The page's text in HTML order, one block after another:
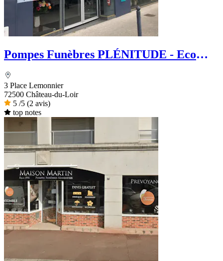
Pompes Funèbres PLÉNITUDE - Eco
3 Place Lemonnier
72500 Château-du-Loir
5 /5 (2 avis)
top notes